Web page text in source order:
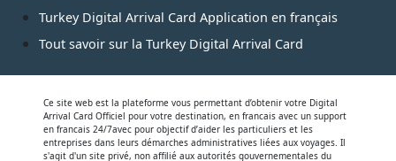
Turkey Digital Arrival Card Application en français
Tout savoir sur la Turkey Digital Arrival Card
Ce site web est la plateforme vous permettant d’obtenir votre Digital
Arrival Card Officiel pour votre destination, en francais avec un support
en francais 24/7avec pour objectif d’aider les particuliers et les
entreprises dans leurs démarches administratives liées aux voyages. Il
s'agit d'un site privé, non affilié aux autorités gouvernementales du